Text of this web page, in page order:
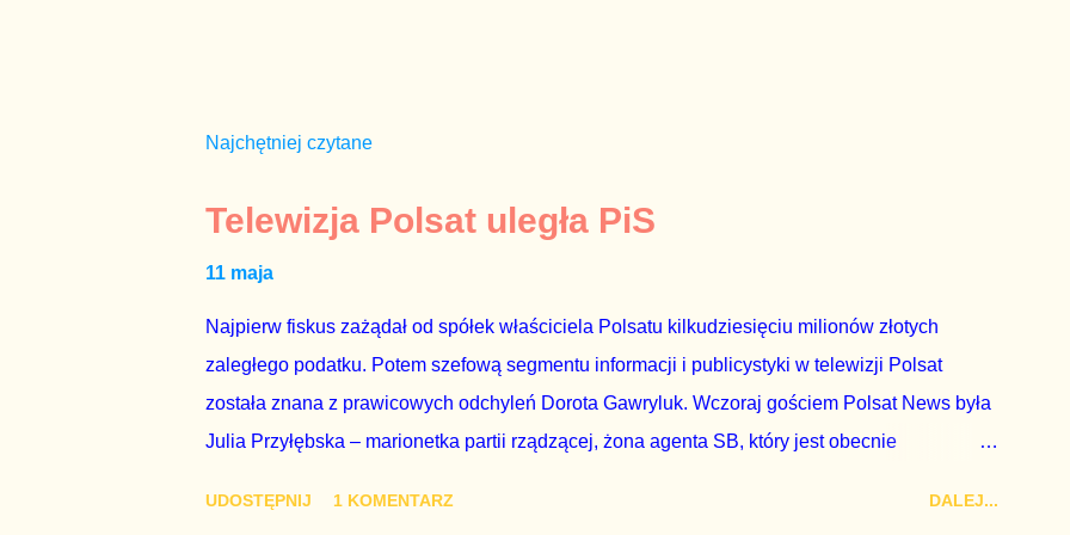
Najchętniej czytane
Telewizja Polsat uległa PiS
11 maja
Najpierw fiskus zażądał od spółek właściciela Polsatu kilkudziesięciu milionów złotych
zaległego podatku. Potem szefową segmentu informacji i publicystyki w telewizji Polsat
została znana z prawicowych odchyleń Dorota Gawryluk. Wczoraj gościem Polsat News była
Julia Przyłębska – marionetka partii rządzącej, żona agenta SB, który jest obecnie
UDOSTĘPNIJ 1 KOMENTARZ DALEJ...